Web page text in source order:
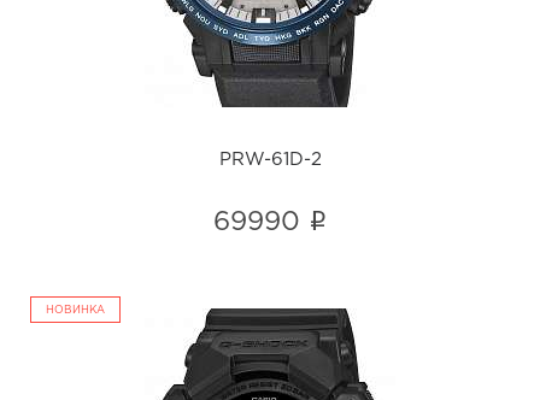
PRW-61D-2
69990 i
НОВИНКА